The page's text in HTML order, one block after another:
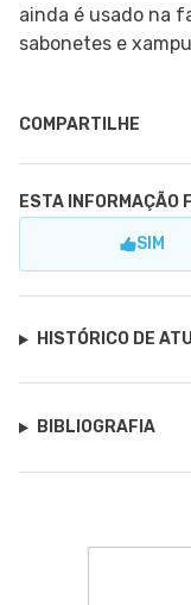
ainda é usado na
sabonetes e
COMPARTILHE
ESTA INFORMAÇÃO
SIM
HISTÓRICO DE
BIBLIOGRAFIA